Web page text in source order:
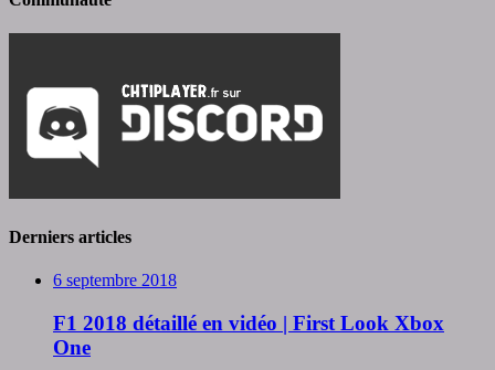
Derniers articles
6 septembre 2018
F1 2018 détaillé en vidéo | First Look Xbox
One